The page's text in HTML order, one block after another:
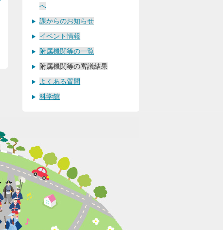
へ
課からのお知らせ
イベント情報
附属機関等の一覧
附属機関等の審議結果
よくある質問
科学館